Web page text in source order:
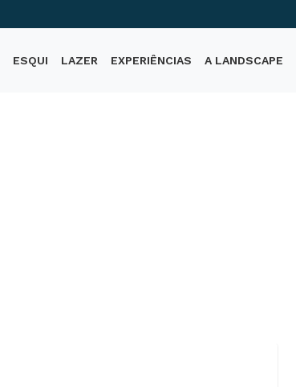
ESQUI LAZER EXPERIÊNCIAS A LANDSCAPE